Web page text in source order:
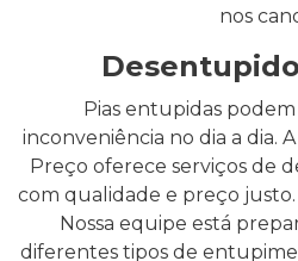
nos
Pias entupidas
inconveniência no dia a dia.
Preço oferece serviços de
com qualidade e preço justo.
Nossa equipe está
diferentes tipos de